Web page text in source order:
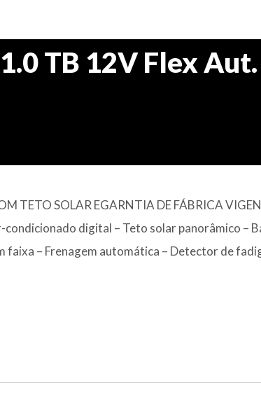
TB 12V Flex Aut.
TETO SOLAR EGARNTIA DE FÁBRICA
digital – Teto solar panorâmico –
faixa – Frenagem automática – Detector de